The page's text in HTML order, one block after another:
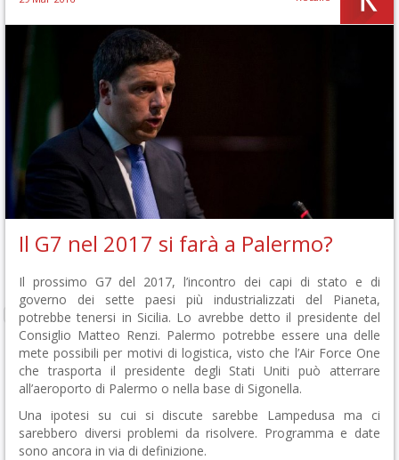
Il G7 nel 2017 si farà a Palermo?
Il prossimo G7 del 2017, l’incontro dei capi di stato e di
governo dei sette paesi più industrializzati del Pianeta,
potrebbe tenersi in Sicilia. Lo avrebbe detto il presidente del
Consiglio Matteo Renzi. Palermo potrebbe essere una delle
mete possibili per motivi di logistica, visto che l’Air Force One
che trasporta il presidente degli Stati Uniti può atterrare
all’aeroporto di Palermo o nella base di Sigonella.
Una ipotesi su cui si discute sarebbe Lampedusa ma ci
sarebbero diversi problemi da risolvere. Programma e date
sono ancora in via di definizione.